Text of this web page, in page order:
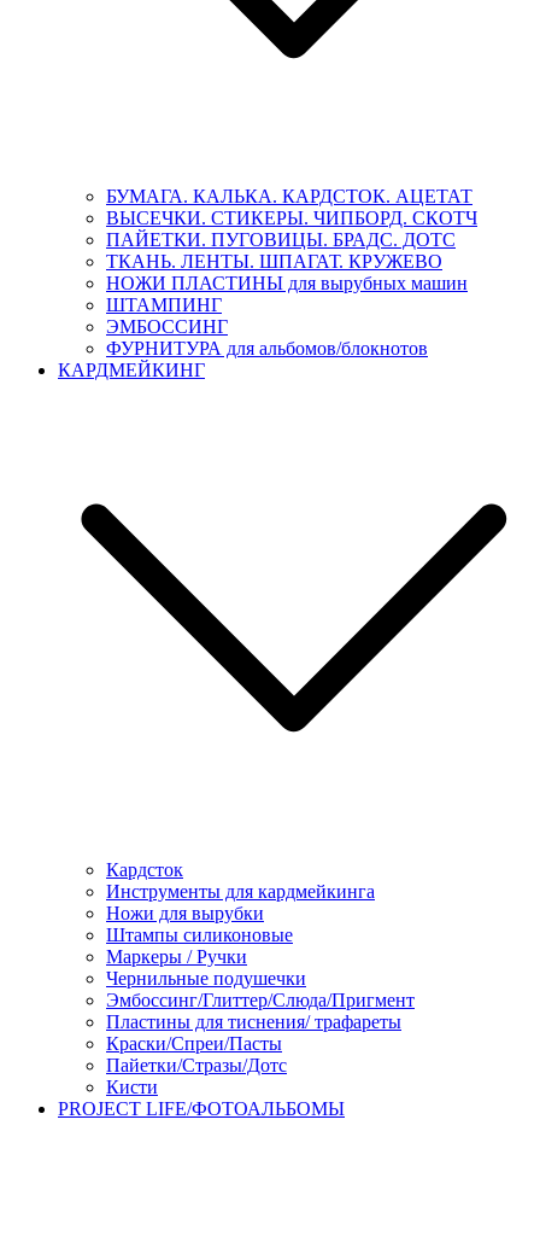
БУМАГА. КАЛЬКА. КАРДСТОК. АЦЕТАТ
ВЫСЕЧКИ. СТИКЕРЫ. ЧИПБОРД. СКОТЧ
ПАЙЕТКИ. ПУГОВИЦЫ. БРАДС. ДОТС
ТКАНЬ. ЛЕНТЫ. ШПАГАТ. КРУЖЕВО
НОЖИ ПЛАСТИНЫ для вырубных машин
ШТАМПИНГ
ЭМБОССИНГ
ФУРНИТУРА для альбомов/блокнотов
КАРДМЕЙКИНГ
Кардсток
Инструменты для кардмейкинга
Ножи для вырубки
Штампы силиконовые
Маркеры / Ручки
Чернильные подушечки
Эмбоссинг/Глиттер/Слюда/Пригмент
Пластины для тиснения/ трафареты
Краски/Спреи/Пасты
Пайетки/Стразы/Дотс
Кисти
PROJECT LIFE/ФОТОАЛЬБОМЫ